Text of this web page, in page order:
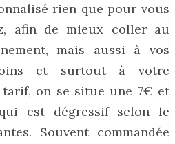
rien que pour vous
afin de mieux coller au
mais aussi à vos
et surtout à votre
on se situe une 7€ et
est dégressif selon le
Souvent commandée